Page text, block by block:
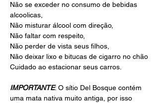
Não se exceder no consumo de bebidas
alcoolicas,
Não misturar álcool com direção,
Não faltar com respeito,
Não perder de vista seus filhos,
Não deixar lixo e bitucas de cigarro no chão
Cuidado ao estacionar seus carros.
IMPORTANTE: O sítio Del Bosque contém
uma mata nativa muito antiga, por isso